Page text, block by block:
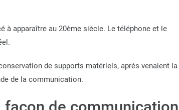
à apparaître au 20ème siècle. Le téléphone et le
de supports matériels, après venaient la
de la communication.